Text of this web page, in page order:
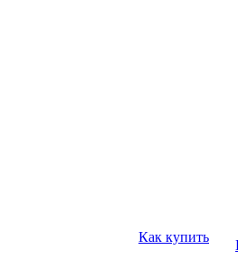
Как купить